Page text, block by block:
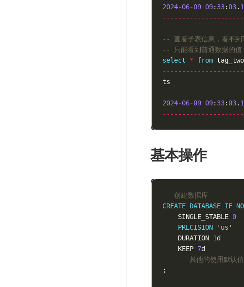
2024-06-09 09: 33: 03.
-- 查看子表信息，看不到
-- 只能看到普通数据的值
select
* from
ts
2024-06-09 09: 33: 03.
基本操作
-- 创建数据库
CREATE DATABASE IF
SINGLE_STABLE 0
PRECISION
'us'
DURATION 1d
KEEP 7d
-- 其他的使用默认值
;